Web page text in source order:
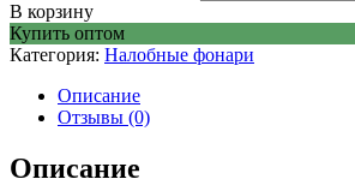
В корзину
Купить оптом
Категория: Налобные фонари
Описание
Отзывы (0)
Описание